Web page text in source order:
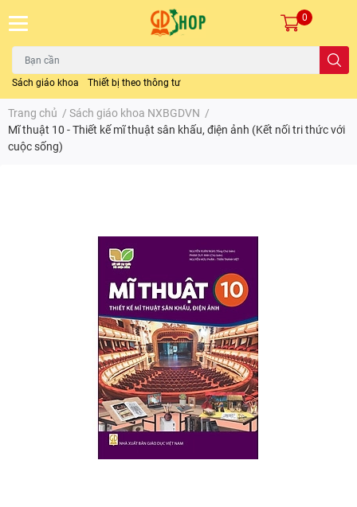
Sách giáo khoa Thiết bị theo thông tư
0
Trang chủ / Sách giáo khoa NXBGDVN /
Mĩ thuật 10 - Thiết kế mĩ thuật sân khấu, điện ảnh (Kết nối tri thức với
cuộc sống)